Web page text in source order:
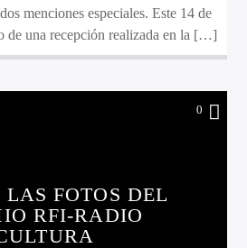
menciones especiales. Este 14 de
de una recepción realizada en la […]
0
LAS FOTOS DEL
RFI-RADIO